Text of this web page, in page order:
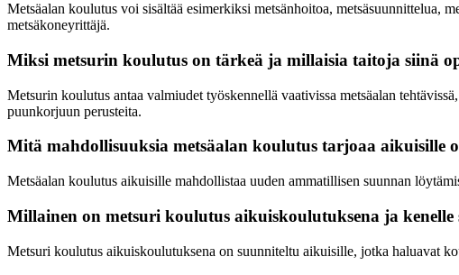
Metsäalan koulutus voi sisältää esimerkiksi metsänhoitoa, metsäsuunnittelua,
metsäkoneyrittäjä.
Miksi metsurin koulutus on tärkeä ja millaisia taitoja siinä
Metsurin koulutus antaa valmiudet työskennellä vaativissa metsäalan
puunkorjuun perusteita.
Mitä mahdollisuuksia metsäalan koulutus tarjoaa aikuisille
Metsäalan koulutus aikuisille mahdollistaa uuden ammatillisen suunnan
Millainen on metsuri koulutus aikuiskoulutuksena ja kenelle
Metsuri koulutus aikuiskoulutuksena on suunniteltu aikuisille, jotka haluavat